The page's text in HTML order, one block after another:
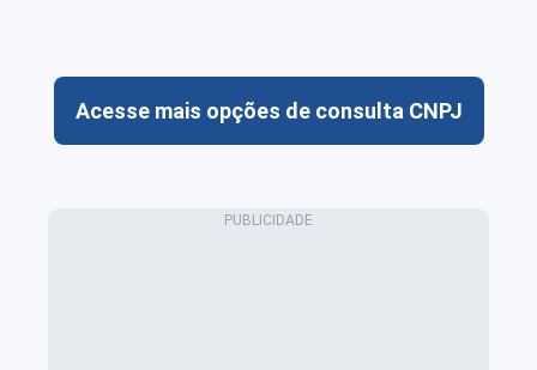
Acesse mais opções de consulta CNPJ